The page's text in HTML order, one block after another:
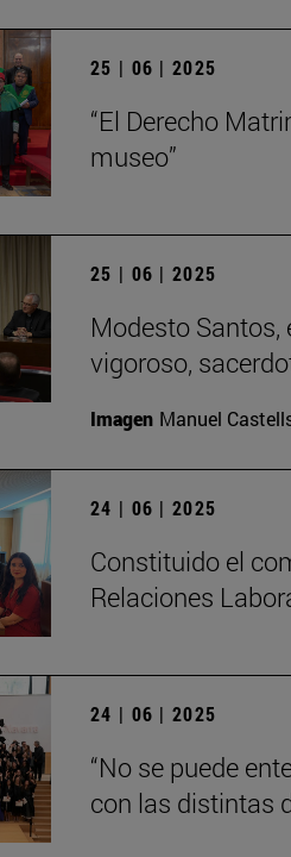
25 | 06 | 2025
“El Derecho
museo”
25 | 06 | 2025
Modesto
vigoroso,
Imagen Manuel
24 | 06 | 2025
Constituido el
Relaciones
24 | 06 | 2025
“No se puede
con las distintas